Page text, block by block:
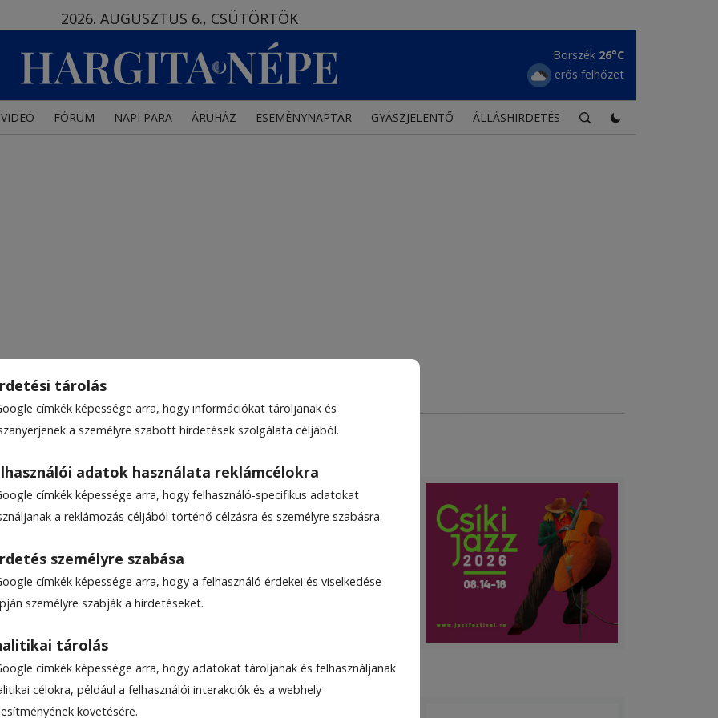
tárolás
címkék képessége arra, hogy információkat tároljanak és
a személyre szabott hirdetések szolgálata céljából.
adatok használata reklámcélokra
címkék képessége arra, hogy felhasználó-specifikus adatokat
a reklámozás céljából történő célzásra és személyre szabásra.
személyre szabása
címkék képessége arra, hogy a felhasználó érdekei és viselkedése
személyre szabják a hirdetéseket.
tárolás
címkék képessége arra, hogy adatokat tároljanak és felhasználjanak
célokra, például a felhasználói interakciók és a webhely
követésére.
2026. AUGUSZTUS 6., CSÜTÖRTÖK
Borszék 26°C
erős felhőzet
VIDEÓ FÓRUM NAPI PARA ÁRUHÁZ ESEMÉNYNAPTÁR GYÁSZJELENTŐ ÁLLÁSHIRDETÉS
is kéri az
első fordulós
érvénytelenítését
idő: Kevesebb mint egy perc